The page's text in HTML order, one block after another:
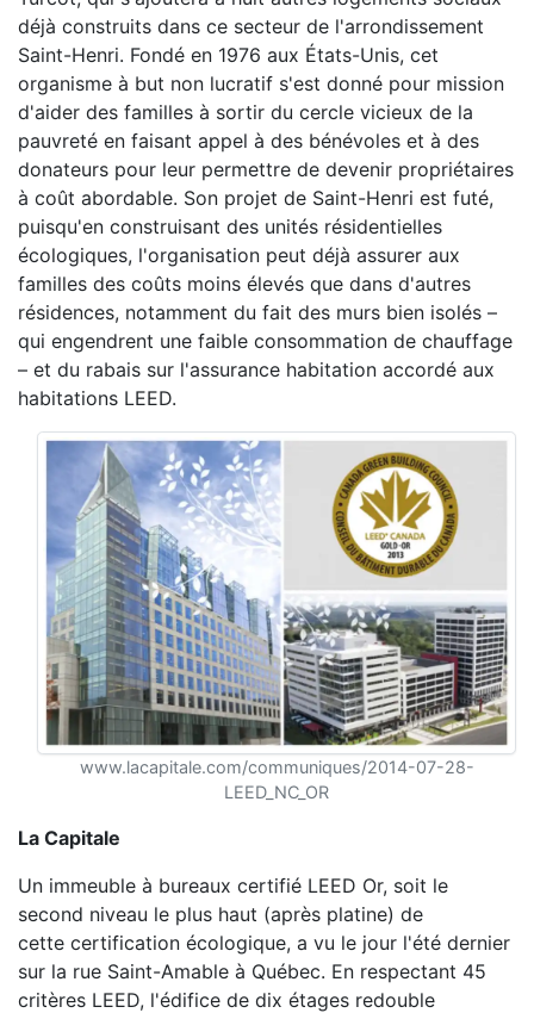
déjà construits dans ce secteur de l'arrondissement
Saint-Henri. Fondé en 1976 aux États-Unis, cet
organisme à but non lucratif s'est donné pour mission
d'aider des familles à sortir du cercle vicieux de la
pauvreté en faisant appel à des bénévoles et à des
donateurs pour leur permettre de devenir propriétaires
à coût abordable. Son projet de Saint-Henri est futé,
puisqu'en construisant des unités résidentielles
écologiques, l'organisation peut déjà assurer aux
familles des coûts moins élevés que dans d'autres
résidences, notamment du fait des murs bien isolés –
qui engendrent une faible consommation de chauffage
– et du rabais sur l'assurance habitation accordé aux
habitations LEED.
www.lacapitale.com/communiques/2014-07-28-
LEED_NC_OR
La Capitale
Un immeuble à bureaux certifié LEED Or, soit le
second niveau le plus haut (après platine) de
cette certification écologique, a vu le jour l'été dernier
sur la rue Saint-Amable à Québec. En respectant 45
critères LEED, l'édifice de dix étages redouble